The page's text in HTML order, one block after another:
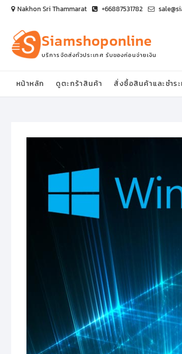
Skip
content
Nakhon Sri Thammarat +66887531782
Siamshoponline
บริการจัดส่งทั่วประเทศ รับของก่อนจ่ายเงิน
หน้าหลัก ดูตะกร้าสินค้า สั่งซื้อสินค้าและชำระ